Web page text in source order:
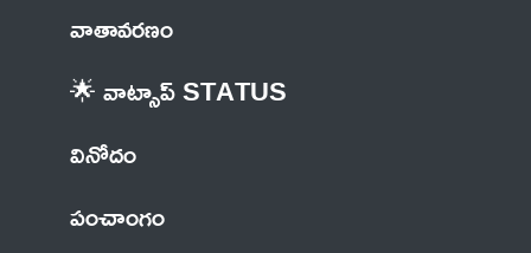
వాతావరణం
🌟 వాట్సాప్ STATUS
వినోదం
పంచాంగం